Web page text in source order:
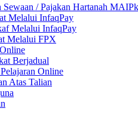
Sewaan / Pajakan Hartanah MAIPk
Melalui InfaqPay
Melalui InfaqPay
Melalui FPX
Berjadual
Online
Atas Talian